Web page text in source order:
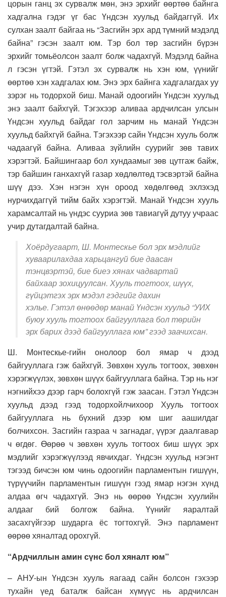
цорын ганц эх сурвалж мөн, энэ эрхийг өөртөө байнга
хадгална гэдэг үг бас Үндсэн хуульд байдаггүй. Их
сулхан заалт байгаа нь “Засгийн эрх ард түмний мэдэлд
байна” гэсэн заалт юм. Тэр бол төр засгийн бүрэн
эрхийг томьёолсон заалт болж чадахгүй. Мэдэлд байна
л гэсэн үгтэй. Гэтэл эх сурвалж нь хэн юм, үүнийг
өөртөө хэн хадгалах юм. Энэ эрх байнга хадгалагдах уу
зэрэг нь тодорхой биш. Манай одоогийн Үндсэн хуульд
энэ заалт байхгүй. Тэгэхээр аливаа ардчилсан улсын
Үндсэн хуульд байдаг гол зарчим нь манай Үндсэн
хуульд байхгүй байна. Тэгэхээр сайн Үндсэн хууль болж
чадаагүй байна. Аливаа зүйлийн суурийг зөв тавих
хэрэгтэй. Байшингаар бол хундаамыг зөв цутгаж байж,
тэр байшин ганхахгүй газар хөдлөлтөд тэсвэртэй байна
шүү дээ. Хэн нэгэн хүн ороод хөдөлгөөд эхлэхэд
нурчихдаггүй тийм байх хэрэгтэй. Манай Үндсэн хууль
харамсалтай нь үндэс сууриа зөв тавиагүй дутуу учраас
учир дутагдалтай байна.
Хоёрдугаарт, Ш. Монтескье бол эрх мэдлийг
хуваарилахдаа харьцангуй бие даасан
тэнцвэртэй, бие биеэ хянах чадвартай
байхаар зохицуулсан. Хууль тогтоох, шүүх,
гүйцэтгэх эрх мэдэл гэдгийг дахин
хэлье. Гэтэл өнөөдөр манай Үндсэн хуульд “УИХ
буюу хууль тогтоох байгууллага бол төрийн
эрх барих дээд байгууллага юм” гээд заачихсан.
Ш. Монтескье-гийн онолоор бол ямар ч дээд
байгууллага гэж байхгүй. Зөвхөн хууль тогтоох, зөвхөн
хэрэгжүүлэх, зөвхөн шүүх байгууллага байна. Тэр нь нэг
нэгнийхээ дээр гарч болохгүй гэж заасан. Гэтэл Үндсэн
хуульд дээд гээд тодорхойлчихоор Хууль тогтоох
байгууллага нь бүхний дээр юм шиг аашилдаг
болчихсон. Засгийн газраа ч загнадаг, үүрэг даалгавар
ч өгдөг. Өөрөө ч зөвхөн хууль тогтоох биш шүүх эрх
мэдлийг хэрэгжүүлээд явчихдаг. Үндсэн хуульд нэгэнт
тэгээд бичсэн юм чинь одоогийн парламентын гишүүн,
түрүүчийн парламентын гишүүн гээд ямар нэгэн хүнд
алдаа өгч чадахгүй. Энэ нь өөрөө Үндсэн хуулийн
алдааг бий болгож байна. Үүнийг яаралтай
засахгүйгээр шударга ёс тогтохгүй. Энэ парламент
өөрөө хяналтад орохгүй.
“Ардчиллын амин сүнс бол хяналт юм”
– АНУ-ын Үндсэн хууль яагаад сайн болсон гэхээр
тухайн үед баталж байсан хүмүүс нь ардчилсан